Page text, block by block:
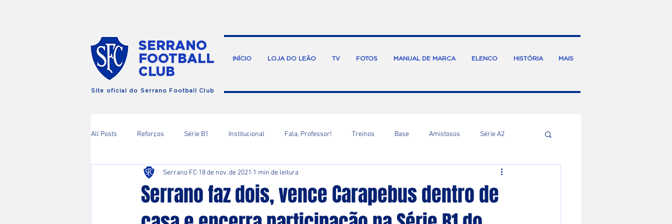
SERRANO
FOOTBALL
CLUB
INÍCIO LOJA DO LEÃO TV FOTOS MANUAL DE MARCA ELENCO HISTÓRIA MAIS
Site oficial do Serrano Football Club
All Posts Reforços Série B1 Institucional Fala, Professor! Treinos Base Amistosos Série A2
Serrano faz dois, vence Carapebus dentro de
Serrano FC 18 de nov. de 2021 1 min de leitura